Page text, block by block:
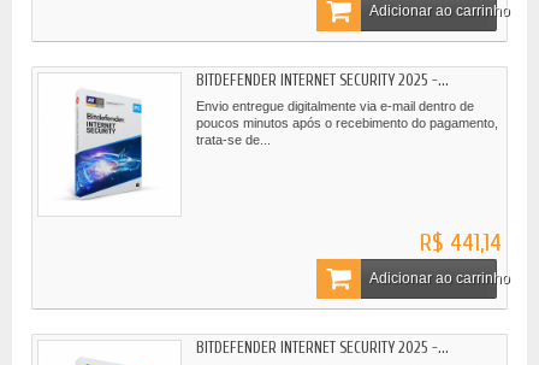
Adicionar ao carrinho
BITDEFENDER INTERNET SECURITY 2025 -...
Envio entregue digitalmente via e-mail dentro de
poucos minutos após o recebimento do pagamento,
trata-se de...
R$ 441,14
Adicionar ao carrinho
BITDEFENDER INTERNET SECURITY 2025 -...